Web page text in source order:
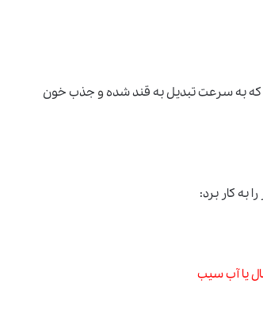
به سرعت تبدیل به قند شده و جذب خون
به کار برد:
یا آب سیب